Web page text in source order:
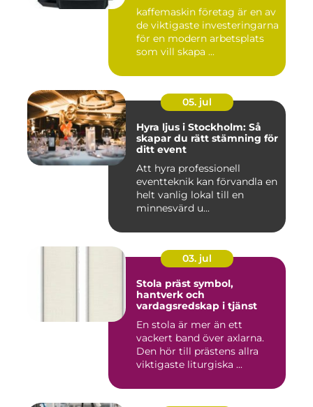
kaffemaskin företag är en av
de viktigaste investeringarna
för en modern arbetsplats
som vill skapa ...
05. jul
Hyra ljus i Stockholm: Så
skapar du rätt stämning för
ditt event
Att hyra professionell
eventteknik kan förvandla en
helt vanlig lokal till en
minnesvärd u...
03. jul
Stola präst symbol,
hantverk och
vardagsredskap i tjänst
En stola är mer än ett
vackert band över axlarna.
Den hör till prästens allra
viktigaste liturgiska ...